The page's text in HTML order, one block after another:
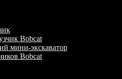
Bobcat
мини-экскаватор
Bobcat